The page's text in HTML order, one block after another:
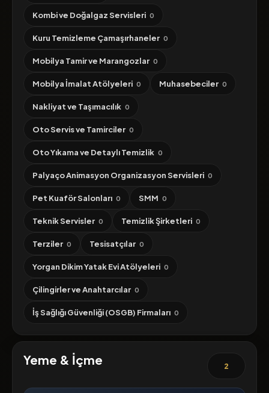
Kombi ve Doğalgaz Servisleri 0
Kuru Temizleme Çamaşırhaneler 0
Mobilya Tamir ve Marangozlar 0
Mobilya İmalat Atölyeleri 0 Muhasebeciler 0
Nakliyat ve Taşımacılık 0
Oto Servis ve Tamirciler 0
Oto Yıkama ve Detaylı Temizlik 0
Palyaço Animasyon Organizasyon Servisleri 0
Pet Kuaför Salonları 0 SMM 0
Teknik Servisler 0 Temizlik Şirketleri 0
Terziler 0 Tesisatçılar 0
Yorgan Dikim Yatak Evi Atölyeleri 0
Çilingirler ve Anahtarcılar 0
İş Sağlığı Güvenliği (OSGB) Firmaları 0
Yeme & İçme 2